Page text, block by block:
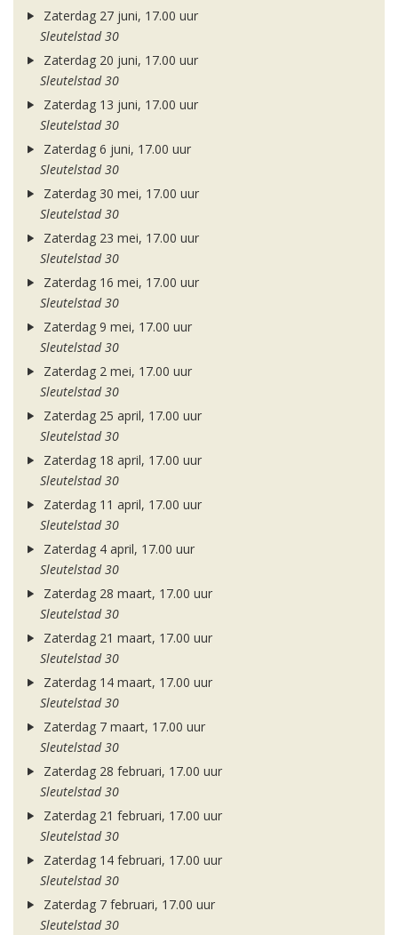
Zaterdag 27 juni, 17.00 uur
Sleutelstad 30
Zaterdag 20 juni, 17.00 uur
Sleutelstad 30
Zaterdag 13 juni, 17.00 uur
Sleutelstad 30
Zaterdag 6 juni, 17.00 uur
Sleutelstad 30
Zaterdag 30 mei, 17.00 uur
Sleutelstad 30
Zaterdag 23 mei, 17.00 uur
Sleutelstad 30
Zaterdag 16 mei, 17.00 uur
Sleutelstad 30
Zaterdag 9 mei, 17.00 uur
Sleutelstad 30
Zaterdag 2 mei, 17.00 uur
Sleutelstad 30
Zaterdag 25 april, 17.00 uur
Sleutelstad 30
Zaterdag 18 april, 17.00 uur
Sleutelstad 30
Zaterdag 11 april, 17.00 uur
Sleutelstad 30
Zaterdag 4 april, 17.00 uur
Sleutelstad 30
Zaterdag 28 maart, 17.00 uur
Sleutelstad 30
Zaterdag 21 maart, 17.00 uur
Sleutelstad 30
Zaterdag 14 maart, 17.00 uur
Sleutelstad 30
Zaterdag 7 maart, 17.00 uur
Sleutelstad 30
Zaterdag 28 februari, 17.00 uur
Sleutelstad 30
Zaterdag 21 februari, 17.00 uur
Sleutelstad 30
Zaterdag 14 februari, 17.00 uur
Sleutelstad 30
Zaterdag 7 februari, 17.00 uur
Sleutelstad 30